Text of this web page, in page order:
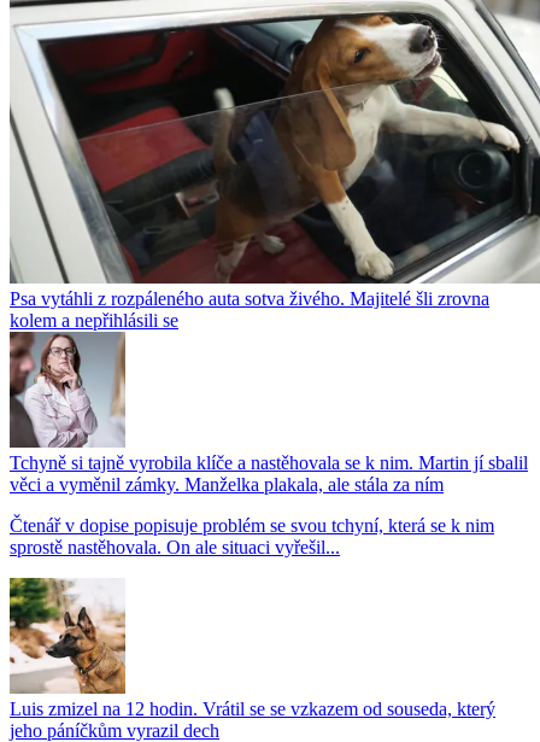
Psa vytáhli z rozpáleného auta sotva živého. Majitelé šli zrovna
kolem a nepřihlásili se
Tchyně si tajně vyrobila klíče a nastěhovala se k nim. Martin jí sbalil
věci a vyměnil zámky. Manželka plakala, ale stála za ním
Čtenář v dopise popisuje problém se svou tchyní, která se k nim
sprostě nastěhovala. On ale situaci vyřešil...
Luis zmizel na 12 hodin. Vrátil se se vzkazem od souseda, který
jeho páníčkům vyrazil dech